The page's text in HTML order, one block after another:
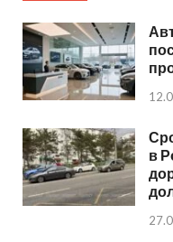
в